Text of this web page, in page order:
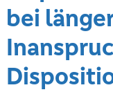
bei